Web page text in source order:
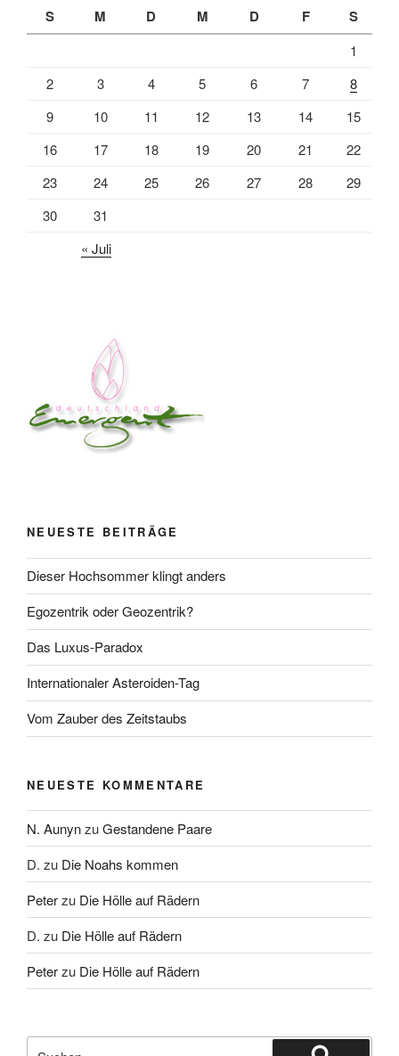
S M D M D F S
1
2
3 4 5 6 7
8
9
10 11 12 13 14
15
16
17 18 19 20 21
22
23
24 25 26 27 28
29
30
31
« Juli
NEUESTE BEITRÄGE
Dieser Hochsommer klingt anders
Egozentrik oder Geozentrik?
Das Luxus-Paradox
Internationaler Asteroiden-Tag
Vom Zauber des Zeitstaubs
NEUESTE KOMMENTARE
N. AunynzuGestandene Paare
D. zu Die Noahs kommen
Peterzu Die Hölle auf Rädern
D. zu Die Hölle auf Rädern
Peterzu Die Hölle auf Rädern